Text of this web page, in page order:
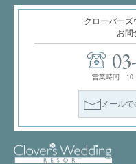
クローバー
お問
営業時間 10
メール